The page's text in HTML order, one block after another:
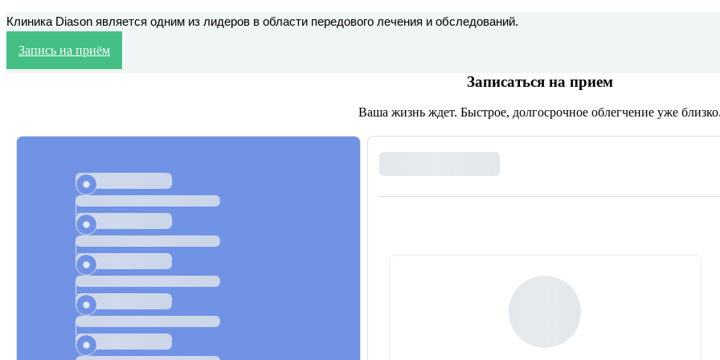
Клиника Diason является одним из лидеров в области передового лечения и обследований.
Запись на приём
Записаться на прием
Ваша жизнь ждет. Быстрое, долгосрочное облегчение уже